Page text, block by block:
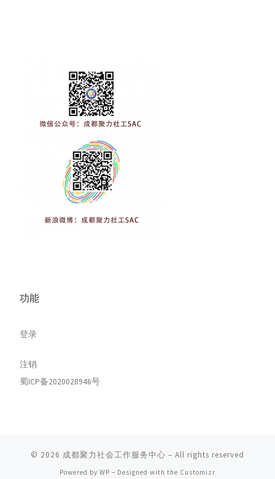
功能
登录
注销
蜀ICP备2020028946号
© 2026 成都聚力社会工作服务中心 – All rights reserved
Powered by WP – Designed with the Customizr